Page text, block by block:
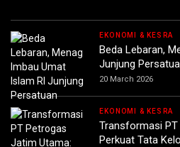
EKONOMI & KESRA
Beda Lebaran,
Junjung
20 March 2026
EKONOMI & KESRA
Transformasi
Perkuat Tata